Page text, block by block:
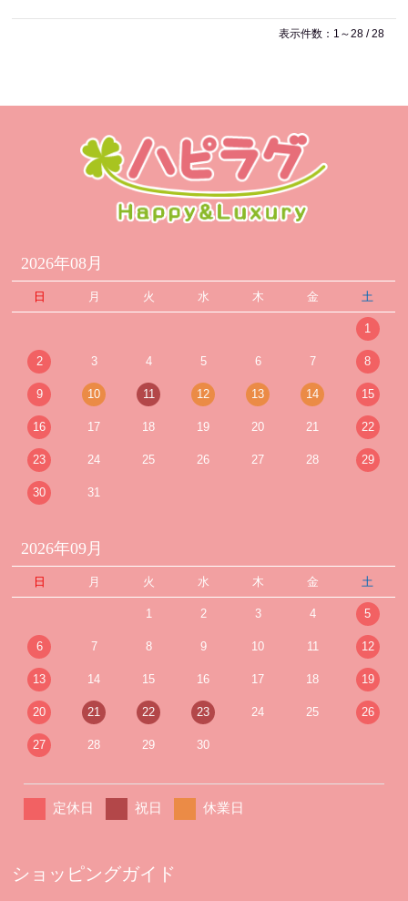
表示件数：1～28 / 28
2026年08月
日 月 火 水 木 金 土
1
2 3 4 5 6 7 8
9 10 11 12 13 14 15
16 17 18 19 20 21 22
23 24 25 26 27 28 29
30 31
2026年09月
日 月 火 水 木 金 土
1 2 3 4 5
6 7 8 9 10 11 12
13 14 15 16 17 18 19
20 21 22 23 24 25 26
27 28 29 30
定休日 祝日 休業日
ショッピングガイド